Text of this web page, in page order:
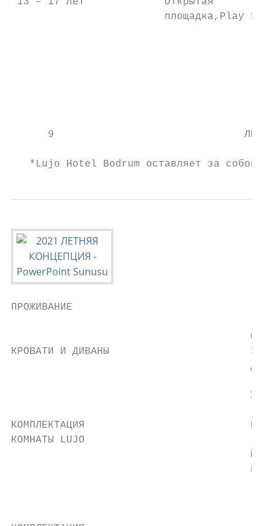
площадка,Play
9
*Lujo Hotel Bodrum оставляет за собой
ПРОЖИВАНИЕ
КРОВАТИ И ДИВАНЫ
КОМПЛЕКТАЦИЯ
КОМНАТЫ LUJO